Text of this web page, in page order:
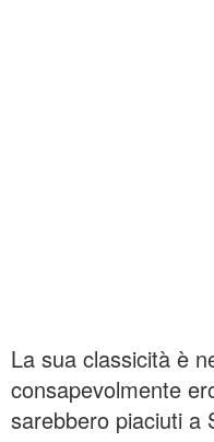
La sua classicità è
consapevolmente
sarebbero piaciuti a